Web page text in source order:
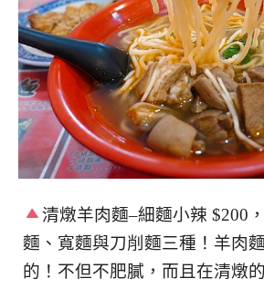
清燉羊肉麵–細麵小辣 $200
麵、寬麵與刀削麵三種！羊肉
的！不但不肥膩，而且在清燉